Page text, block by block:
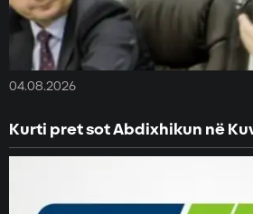
04.08.2026
Kurti pret sot Abdixhikun në